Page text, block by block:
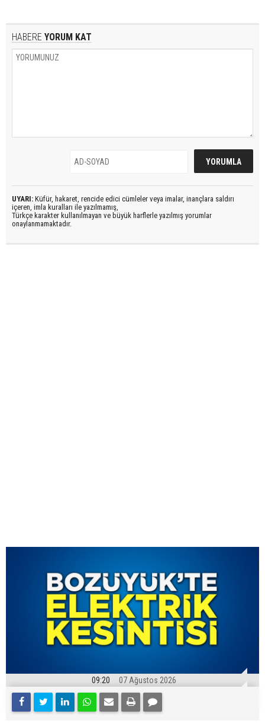
HABERE YORUM KAT
UYARI: Küfür, hakaret, rencide edici cümleler veya imalar, inançlara saldırı
içeren, imla kuralları ile yazılmamış,
Türkçe karakter kullanılmayan ve büyük harflerle yazılmış yorumlar
onaylanmamaktadır.
09:20 07 Ağustos 2026